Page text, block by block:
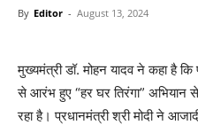
By Editor - August 13, 2024
मुख्यमंत्री डॉ. मोहन यादव ने कहा है कि
से आरंभ हुए “हर घर तिरंगा”
रहा है। प्रधानमंत्री श्री मोदी ने